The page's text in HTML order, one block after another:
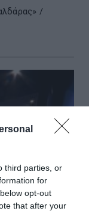
third parties, or
for
opt-out
that after your
/